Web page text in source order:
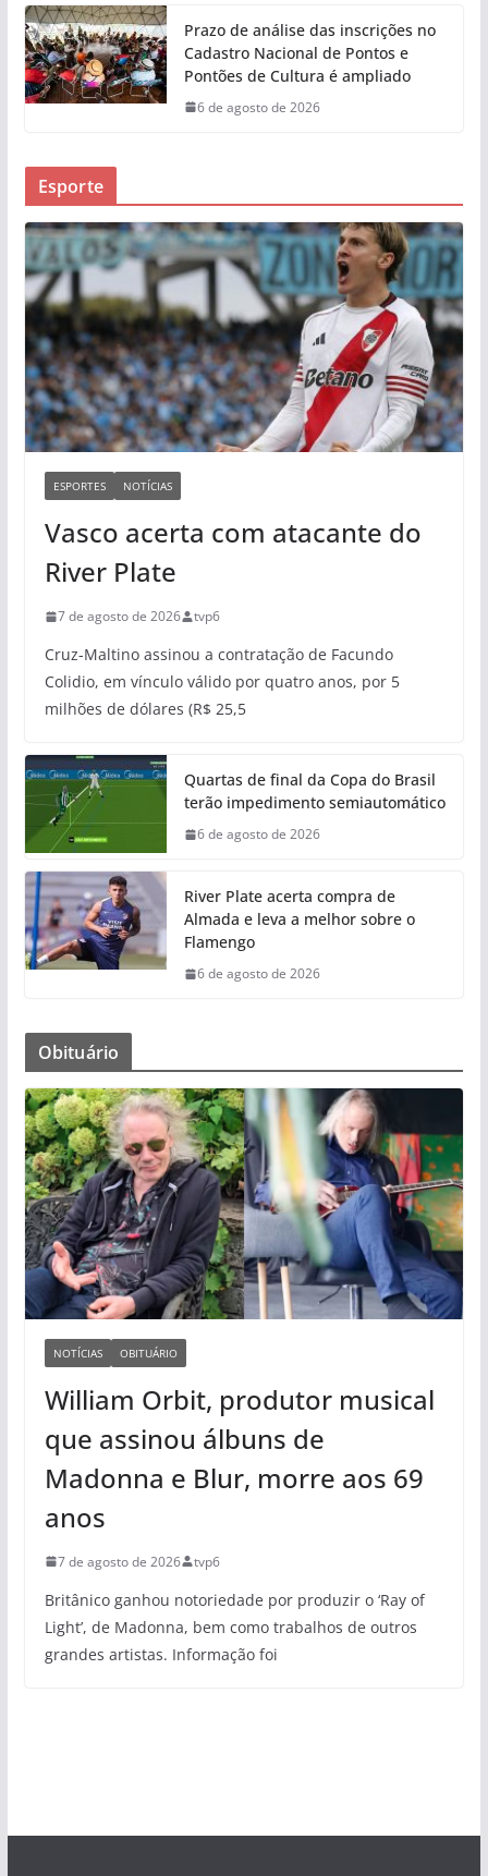
Prazo de análise das inscrições no
Cadastro Nacional de Pontos e
Pontões de Cultura é ampliado
6 de agosto de 2026
Esporte
ESPORTES NOTÍCIAS
Vasco acerta com atacante do
River Plate
7 de agosto de 2026 tvp6
Cruz-Maltino assinou a contratação de Facundo
Colidio, em vínculo válido por quatro anos, por 5
milhões de dólares (R$ 25,5
Quartas de final da Copa do Brasil
terão impedimento semiautomático
6 de agosto de 2026
River Plate acerta compra de
Almada e leva a melhor sobre o
Flamengo
6 de agosto de 2026
Obituário
NOTÍCIAS OBITUÁRIO
William Orbit, produtor musical
que assinou álbuns de
Madonna e Blur, morre aos 69
anos
7 de agosto de 2026 tvp6
Britânico ganhou notoriedade por produzir o ‘Ray of
Light’, de Madonna, bem como trabalhos de outros
grandes artistas. Informação foi